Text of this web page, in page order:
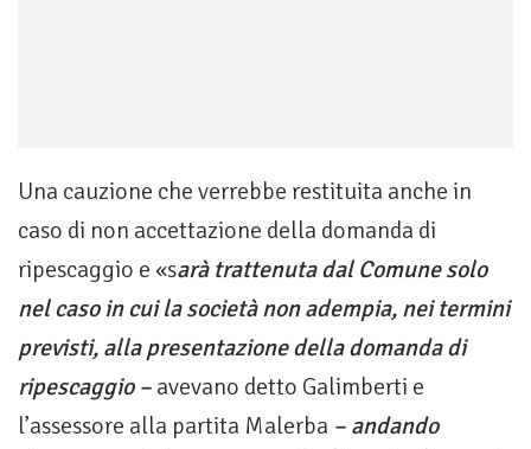
Una cauzione che verrebbe restituita anche in
caso di non accettazione della domanda di
ripescaggio e «sarà trattenuta dal Comune solo
nel caso in cui la società non adempia, nei termini
previsti, alla presentazione della domanda di
ripescaggio – avevano detto Galimberti e
l’assessore alla partita Malerba – andando